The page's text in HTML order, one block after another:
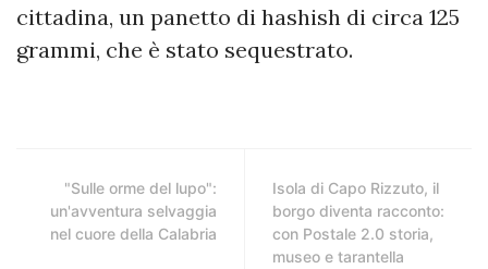
cittadina, un panetto di hashish di circa 125
grammi, che è stato sequestrato.
"Sulle orme del lupo":
un'avventura selvaggia
nel cuore della Calabria
Isola di Capo Rizzuto, il
borgo diventa racconto:
con Postale 2.0 storia,
museo e tarantella